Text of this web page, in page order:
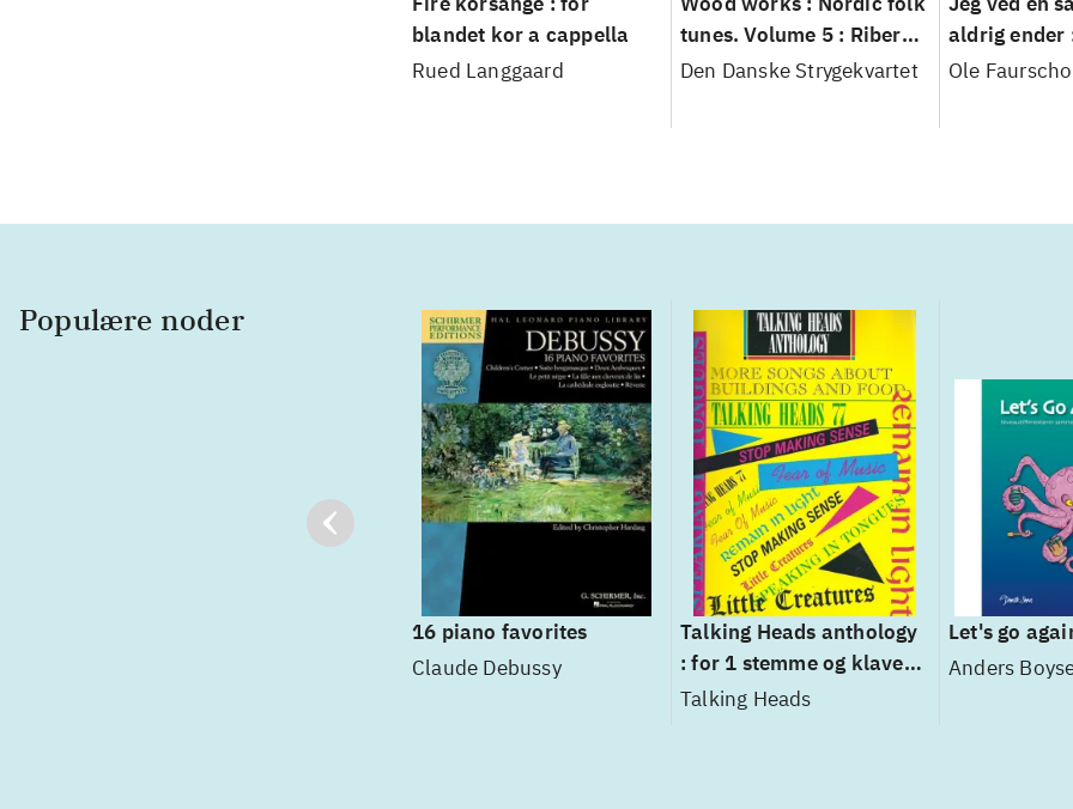
blandet kor a cappella
Rued Langgaard
tunes. Volume 5 : Ribers
no. 8 : Sterrands rand
Den Danske Strygekvartet
aldrig ender
til Allehelgen
Ole
Populære noder
16 piano favorites
Claude Debussy
Talking Heads anthology
: for 1 stemme og klaver
med becifring (med
Talking Heads
Let's go
Anders